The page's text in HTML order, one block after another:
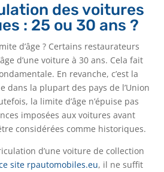
des voitures
: 25 ou 30 ans ?
d’âge ? Certains restaurateurs
d’une voiture à 30 ans. Cela fait
En revanche, c’est la
dans la plupart des pays de l’Union
la limite d’âge n’épuise pas
imposées aux voitures avant
considérées comme historiques.
d’une voiture de collection
site rpautomobiles.eu, il ne suffit